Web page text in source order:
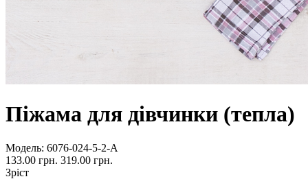
Піжама для дівчинки (тепла)
Модель: 6076-024-5-2-А
133.00 грн. 319.00 грн.
Зріст